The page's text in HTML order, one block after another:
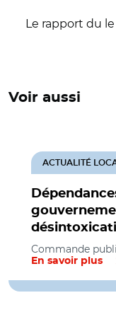
Le rapport du
Voir aussi
ACTUALITÉ
Commande
En savoir plus